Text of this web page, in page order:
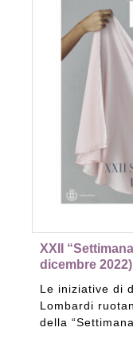
XXII
dicembre
Le iniziative di
Lombardi
della